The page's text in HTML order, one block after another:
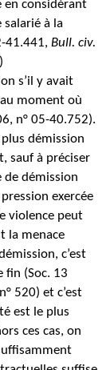
en considérant
salarié à la
41.441, Bull. civ.
s’il y avait
moment où
n° 05-40.752).
plus démission
sauf à préciser
de démission
exercée
violence peut
la menace
c’est
fin (Soc. 13
520) et c’est
est le plus
ces cas, on